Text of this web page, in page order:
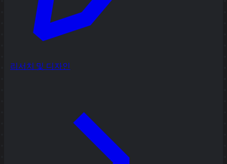
리서치 및 디자인